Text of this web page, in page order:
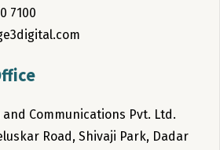
7100
and Communications Pvt. Ltd.
Road, Shivaji Park, Dadar